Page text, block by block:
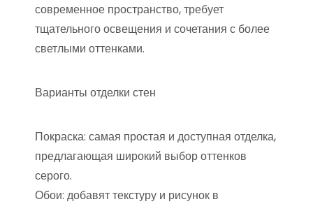
современное пространство, требует
тщательного освещения и сочетания с более
светлыми оттенками.
Варианты отделки стен
Покраска: самая простая и доступная отделка,
предлагающая широкий выбор оттенков
серого.
Обои: добавят текстуру и рисунок в